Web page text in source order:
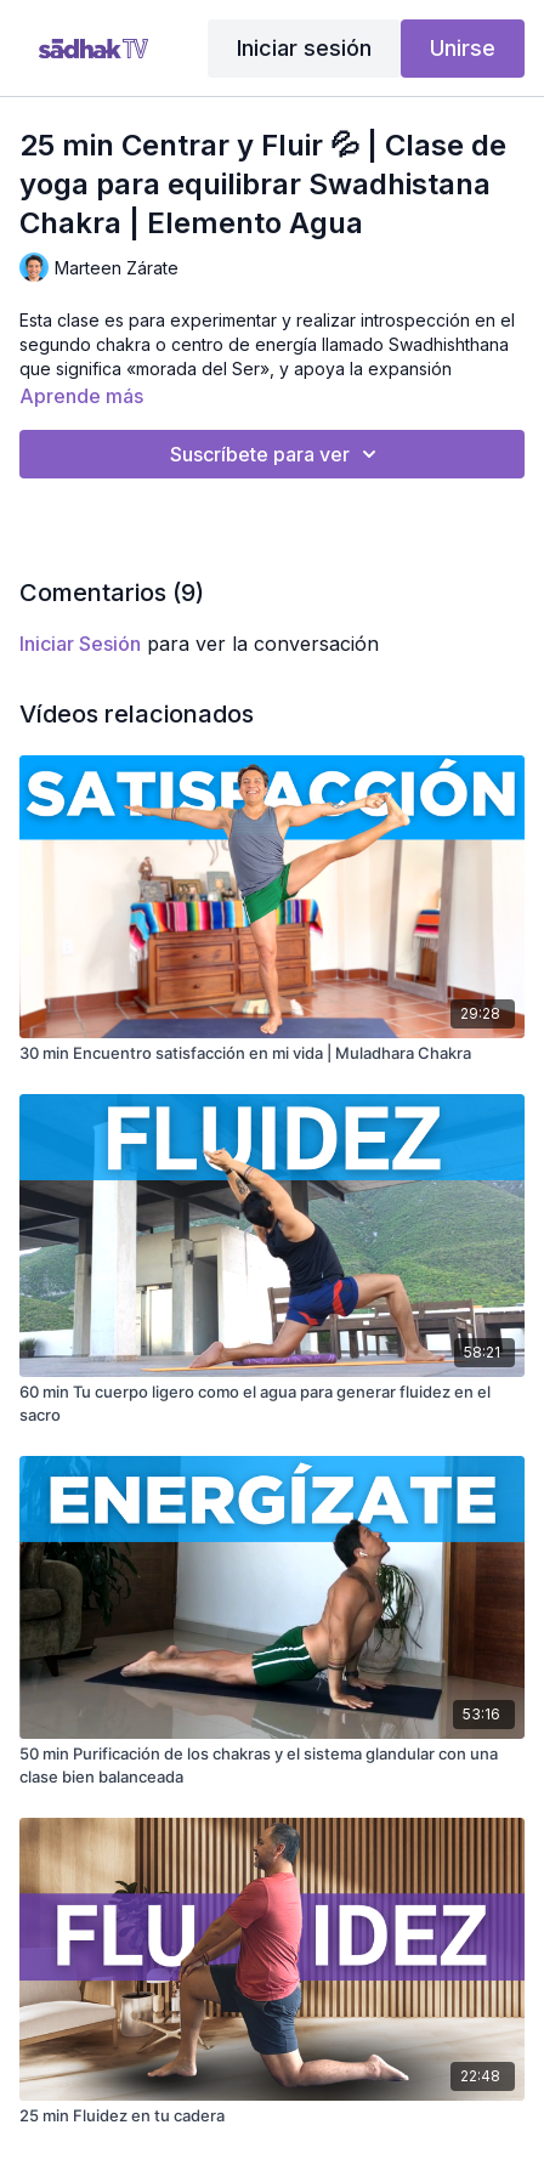
Iniciar sesión Unirse
25 min Centrar y Fluir 💦 | Clase de
yoga para equilibrar Swadhistana
Chakra | Elemento Agua
Marteen Zárate
Esta clase es para experimentar y realizar introspección en el
segundo chakra o centro de energía llamado Swadhishthana
que significa «morada del Ser», y apoya la expansión
personal y la exploración de la sexualidad, los deseos y la
riñones y los órganos reproductores. El elemento agua
representa la fluidez y la flexibilidad. Observa las posturas y
Nivel:Principiante
Duración:23Minutos
Aprende más
Suscríbete para ver
Comentarios (9)
Iniciar Sesión para ver la conversación
Vídeos relacionados
29:28
30 min Encuentro satisfacción en mi vida | Muladhara Chakra
58:21
60 min Tu cuerpo ligero como el agua para generar fluidez en el
sacro
53:16
50 min Purificación de los chakras y el sistema glandular con una
clase bien balanceada
22:48
25 min Fluidez en tu cadera